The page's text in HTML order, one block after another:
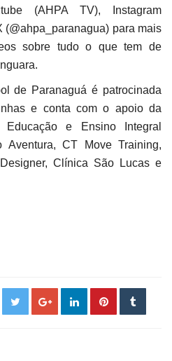
(AHPA TV), Instagram
(@ahpa_paranagua) para mais
sobre tudo o que tem de
de Paranaguá é patrocinada
e conta com o apoio da
e Ensino Integral
Aventura, CT Move Training,
Clínica São Lucas e